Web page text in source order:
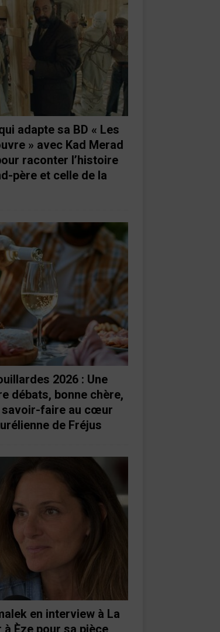
adapte sa BD « Les
» avec Kad Merad
raconter l’histoire
père et celle de la
2026 : Une
débats, bonne chère,
faire au cœur
de Fréjus
en interview à La